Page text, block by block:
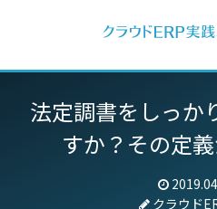
法定調書をしっか
すか？その定
クラウド